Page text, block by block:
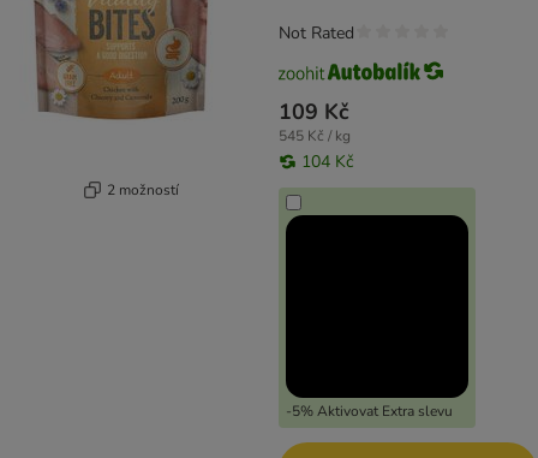
2 možností
109 Kč
545 Kč / kg
104 Kč
-5% Aktivovat Extra slevu
Not Rated